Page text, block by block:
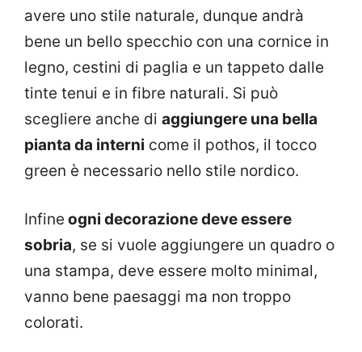
avere uno stile naturale, dunque andrà
bene un bello specchio con una cornice in
legno, cestini di paglia e un tappeto dalle
tinte tenui e in fibre naturali. Si può
scegliere anche di aggiungere una bella
pianta da interni come il pothos, il tocco
green è necessario nello stile nordico.
Infine ogni decorazione deve essere
sobria, se si vuole aggiungere un quadro o
una stampa, deve essere molto minimal,
vanno bene paesaggi ma non troppo
colorati.